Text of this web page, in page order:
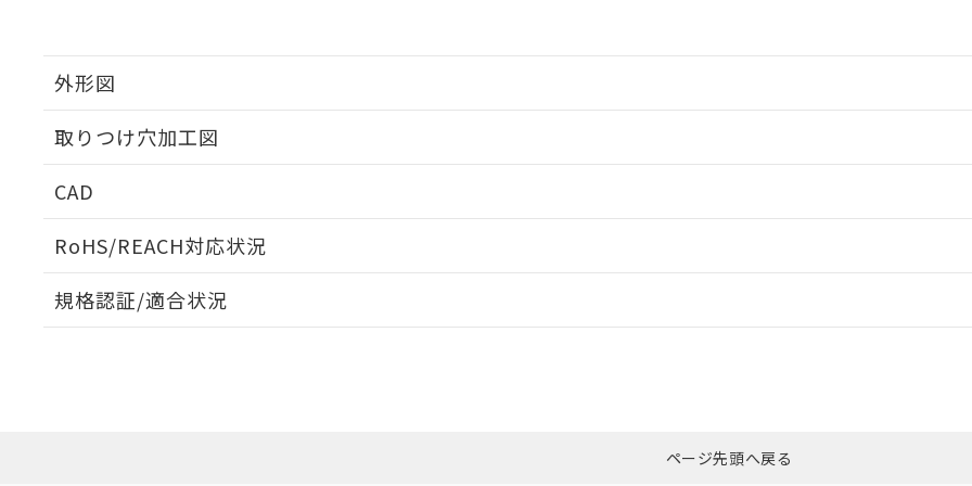
外形図
取りつけ穴加工図
CAD
RoHS/REACH対応状況
EU RoHS 注意事項・凡例
ダウンロードはこちら
規格認証/適合状況
ページ先頭へ戻る